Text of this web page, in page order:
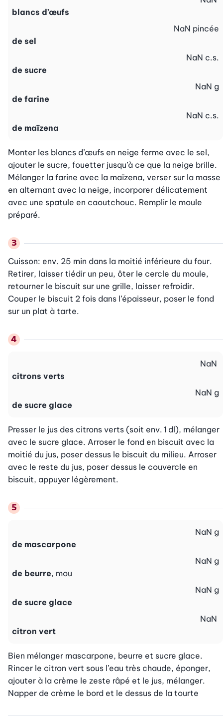
blancs d’œufs
de sel
NaN pincée
de sucre
NaN c.s.
de farine
NaN g
de maïzena
NaN c.s.
Monter les blancs d’œufs en neige ferme avec le sel,
ajouter le sucre, fouetter jusqu’à ce que la neige brille.
Mélanger la farine avec la maïzena, verser sur la masse
en alternant avec la neige, incorporer délicatement
avec une spatule en caoutchouc. Remplir le moule
préparé.
Cuisson: env. 25 min dans la moitié inférieure du four.
Retirer, laisser tiédir un peu, ôter le cercle du moule,
retourner le biscuit sur une grille, laisser refroidir.
Couper le biscuit 2 fois dans l’épaisseur, poser le fond
sur un plat à tarte.
citrons verts
NaN
de sucre glace
NaN g
Presser le jus des citrons verts (soit env. 1 dl), mélanger
avec le sucre glace. Arroser le fond en biscuit avec la
moitié du jus, poser dessus le biscuit du milieu. Arroser
avec le reste du jus, poser dessus le couvercle en
biscuit, appuyer légèrement.
de mascarpone
NaN g
de beurre, mou
NaN g
de sucre glace
NaN g
citron vert
NaN
Bien mélanger mascarpone, beurre et sucre glace.
Rincer le citron vert sous l’eau très chaude, éponger,
ajouter à la crème le zeste râpé et le jus, mélanger.
Napper de crème le bord et le dessus de la tourte